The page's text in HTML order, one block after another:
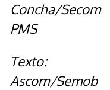
Concha/Secom
PMS
Texto:
Ascom/Semob